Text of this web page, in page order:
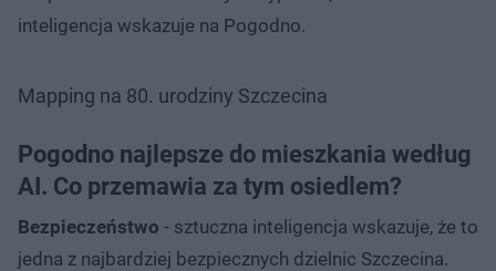
inteligencja wskazuje na Pogodno.
Mapping na 80. urodziny Szczecina
Pogodno najlepsze do mieszkania według
AI. Co przemawia za tym osiedlem?
Bezpieczeństwo - sztuczna inteligencja wskazuje, że to
jedna z najbardziej bezpiecznych dzielnic Szczecina.